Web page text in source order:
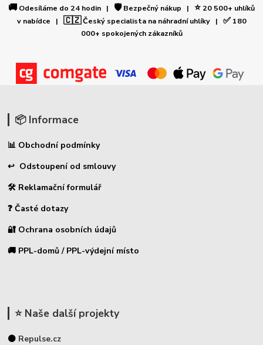
🚚 Odesíláme do 24 hodin | 🛡️Bezpečný nákup | ⭐20 500+ uhlíků
v nabídce | 🇨🇿Český specialista na náhradní uhlíky | ✅180
000+ spokojených zákazníků
📦 Informace
📊 Obchodní podmínky
↩ Odstoupení od smlouvy
🛠 Reklamační formulář
❓ Časté dotazy
🔐 Ochrana osobních údajů
🚚 PPL-domů / PPL-výdejní místo
⭐ Naše další projekty
⚫ Repulse.cz